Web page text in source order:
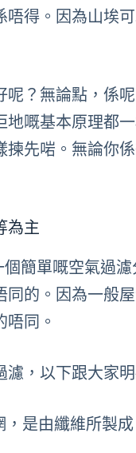
得。因為山埃
？無論點，係
嘅基本原理都
先啱。無論你
為主
簡單嘅空氣過
的。因為一般
同。
，以下跟大家明
是由纖維所製